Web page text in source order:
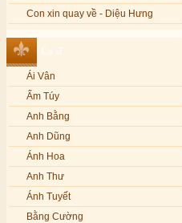
Con xin quay về - Diệu Hưng
Nếu xa Phật - Diệu Hưng
Tình Lam - Kim Khánh & Hoàng
Vĩnh
Xin cho con niềm tin - Kim Linh
Quán Âm Mẹ hiền - Kim Linh
Nhạc niệm Nam Mô A Di Đà Phật -
Kim Linh
Mẹ Từ Bi - Kim Linh
12 Lời nguyện của Bồ tát Quán Thế
Âm - Kim Linh
Ca sĩ
Ái Vân
Ẩm Túy
Anh Bằng
Anh Dũng
Ánh Hoa
Anh Thư
Ánh Tuyết
Bằng Cường